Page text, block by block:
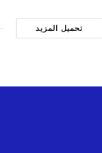
تحميل المزيد